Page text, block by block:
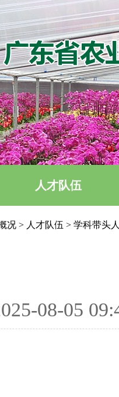
人才队伍
况 > 人才队伍 > 学科带头
08-05